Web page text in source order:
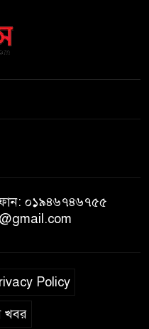
নিতে হবে: প্রধানমন্ত্রী
ফোন: ০১৯৪৬৭৪৬৭৫৫
Policy
খবর